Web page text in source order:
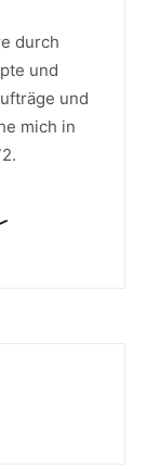
durch
und
und
mich in